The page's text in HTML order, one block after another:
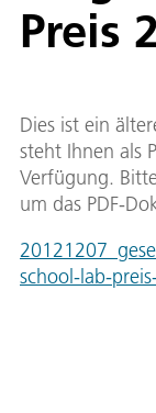
Preis
Dies ist ein
steht Ihnen als
Verfügung.
um das PDF-
school-lab-